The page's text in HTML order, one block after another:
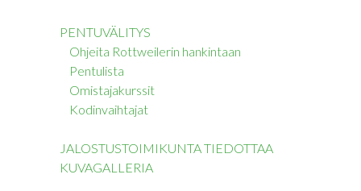
PENTUVÄLITYS
Ohjeita Rottweilerin hankintaan
Pentulista
Omistajakurssit
Kodinvaihtajat
JALOSTUSTOIMIKUNTA TIEDOTTAA
KUVAGALLERIA